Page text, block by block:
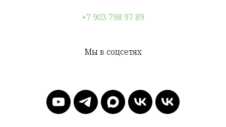
+7 903 798 97 89
Мы в соцсетях